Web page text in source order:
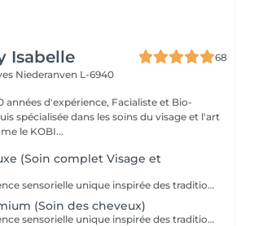
Isabelle
68
Niederanven L-6940
années d'expérience, Facialiste et Bio-
spécialisée dans les soins du visage et l'art
le KOBI...
(Soin complet Visage et
Vivez une expérience sensorielle unique inspirée des traditions anciennes japonaises dédiées au soin du corps et à l'apaisement de l'esprit. Le Head Spa combine soin des cheveux et du visage pour améliorer la revitalisation du cuir chevelu tout en favorisant la réduction du stress et la relaxation générale: - Démaquillage du visage - Massage du visage manuel "coup d'éclat" - Massage manuel des épaules, de la nuque et du cuir chevelu à l'huile précieuse et utilisation de différents outils - Fontaine d'eau chaude - Masque visage hydratant - Shampoing - Masque capillaire sous bain de vapeur + sérum - Massage des mains et des bras. - Crème + Sérum visage hydradants - Séchage des cheveux (15 minutes)
(Soin des cheveux)
Vivez une expérience sensorielle unique inspirée des traditions anciennes japonaises dédiées au soin du corps et à l'apaisement de l'esprit. Le Head Spa combine soin des cheveux et du visage pour améliorer la revitalisation du cuir chevelu tout en favorisant la réduction du stress et la relaxation générale: - Démaquillage du visage - Massage manuel des épaules, de la nuque et du cuir chevelu à l'huile précieuse et utilisation de différents outils - Fontaine d'eau chaude - Shampoing - Masque capillaire sous bain de vapeur + sérum - Massage des mains et des bras. - Séchage des cheveux (15 minutes)